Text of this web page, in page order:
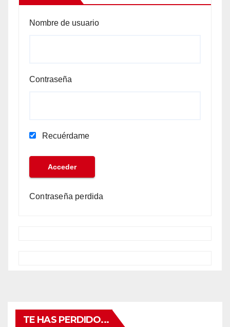
Nombre de usuario
Contraseña
Recuérdame
Contraseña perdida
TE HAS PERDIDO...